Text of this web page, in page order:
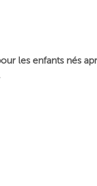
les enfants nés